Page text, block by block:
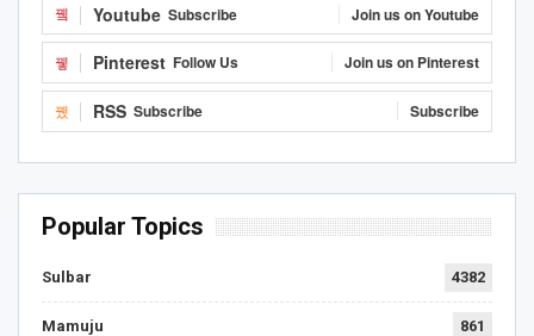
Youtube Subscribe Join us on Youtube
Pinterest Follow Us Join us on Pinterest
RSS Subscribe Subscribe
Popular Topics
Sulbar 4382
Mamuju 861